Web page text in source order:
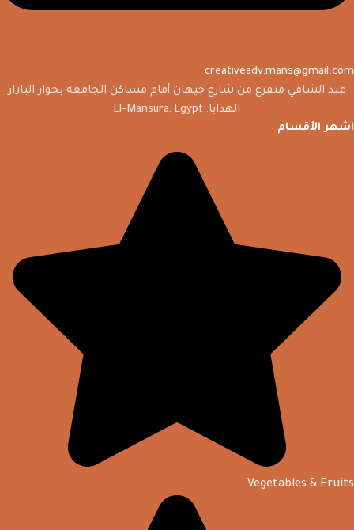
creativeadv.mans@gmail.com
عبد الشافي متفرع من شارع جيهان أمام مساكن الجامعه بجوار البازار
الهدايا, El-Mansura, Egypt
اشهر الأقسام
Vegetables & Fruits